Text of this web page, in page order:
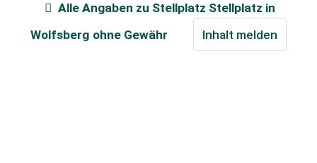
Alle Angaben zu Stellplatz Stellplatz in
Wolfsberg ohne Gewähr Inhalt melden